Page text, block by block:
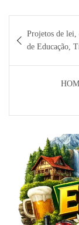
de
Post
Projetos de lei,
de Educação,